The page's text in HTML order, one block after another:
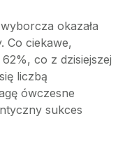
okazała
Co ciekawe,
co z dzisiejszej
liczbą
ówczesne
sukces